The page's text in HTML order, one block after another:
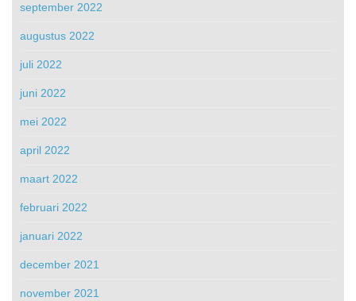
september 2022
augustus 2022
juli 2022
juni 2022
mei 2022
april 2022
maart 2022
februari 2022
januari 2022
december 2021
november 2021